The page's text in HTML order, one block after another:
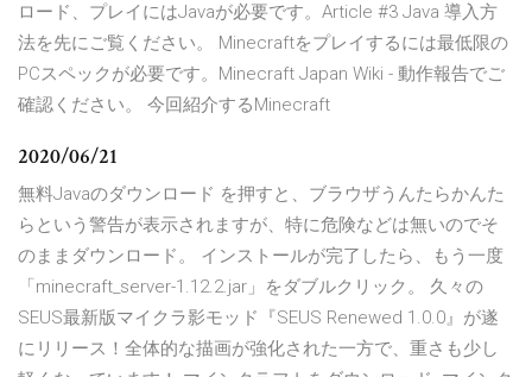
ロード、プレイにはJavaが必要です。Article #3 Java 導入方
法を先にご覧ください。 Minecraftをプレイするには最低限の
PCスペックが必要です。Minecraft Japan Wiki - 動作報告でご
確認ください。 今回紹介するMinecraft
2020/06/21
無料Javaのダウンロード を押すと、ブラウザうんたらかんた
らという警告が表示されますが、特に危険などは無いのでそ
のままダウンロード。 インストールが完了したら、もう一度
「minecraft_server-1.12.2.jar」をダブルクリック。 久々の
SEUS最新版マイクラ影モッド『SEUS Renewed 1.0.0』が遂
にリリース！全体的な描画が強化された一方で、重さも少し